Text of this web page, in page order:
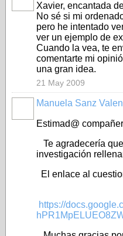
Xavier, encantada
No sé si mi
pero he intentado
ver un ejemplo de
Cuando la vea, te
comentarte mi
una gran idea.
21 May 2009
Manuela Sanz
Estimad@
Te agradecería
investigación
El enlace al
https://